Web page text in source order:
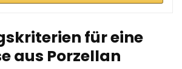
für eine
aus Porzellan